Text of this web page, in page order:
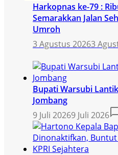
Harkopnas ke-79 :
Semarakkan Jalan
Umroh
3 Agustus 20263
Bupati Warsubi
Jombang
9 Juli 20269 Juli 2026